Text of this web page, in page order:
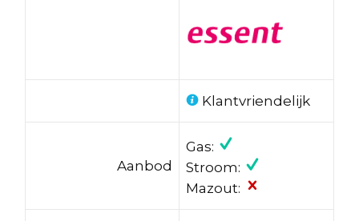
Klantvriendelijk
Aanbod
Gas:
Stroom:
Mazout: